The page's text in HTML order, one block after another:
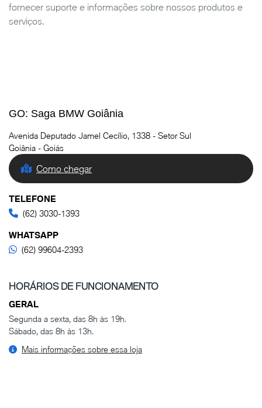
fornecer suporte e informações sobre nossos produtos e
serviços.
GO: Saga BMW Goiânia
Avenida Deputado Jamel Cecílio, 1338 - Setor Sul
Goiânia - Goiás
Como chegar
TELEFONE
(62) 3030-1393
WHATSAPP
(62) 99604-2393
HORÁRIOS DE FUNCIONAMENTO
GERAL
Segunda a sexta, das 8h às 19h.
Sábado, das 8h às 13h.
Mais informações sobre essa loja